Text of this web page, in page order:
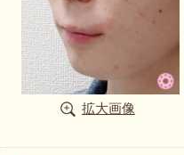
拡大画像